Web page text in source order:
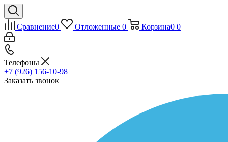
Сравнение0 Отложенные 0 Корзина0 0
Телефоны
+7 (926) 156-10-98
Заказать звонок